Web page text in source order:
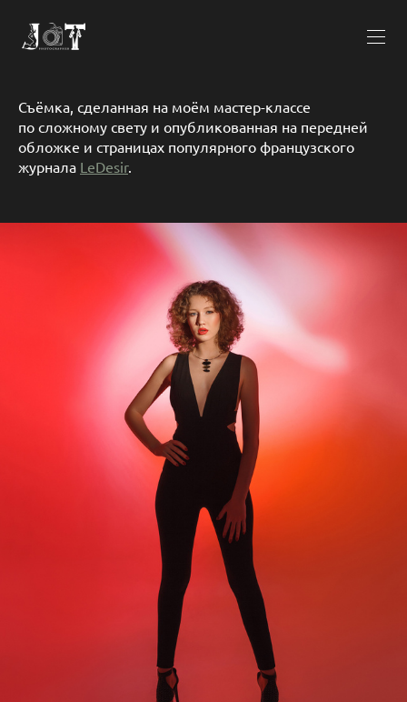
Съёмка, сделанная на моём мастер-классе
по сложному свету и опубликованная на передней
обложке и страницах популярного французского
журнала LeDesir.